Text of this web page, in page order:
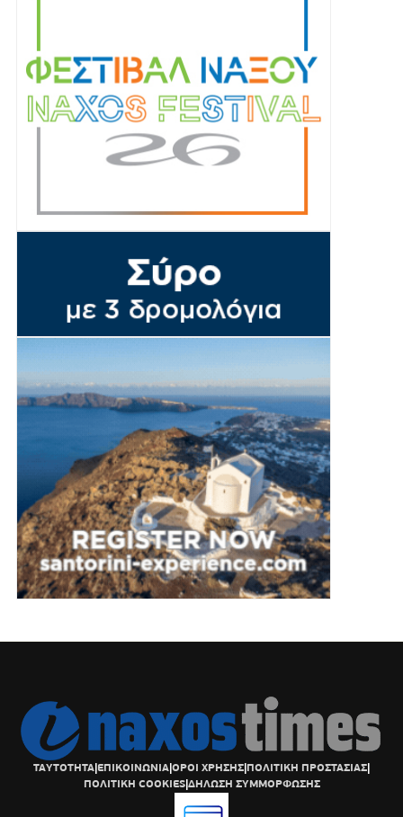
ΤΑΥΤΟΤΗΤΑ|ΕΠΙΚΟΙΝΩΝΙΑ|ΟΡΟΙ ΧΡΗΣΗΣ|ΠΟΛΙΤΙΚΗ ΠΡΟΣΤΑΣΙΑΣ|
ΠΟΛΙΤΙΚΗ COOKIES|ΔΗΛΩΣΗ ΣΥΜΜΟΡΦΩΣΗΣ